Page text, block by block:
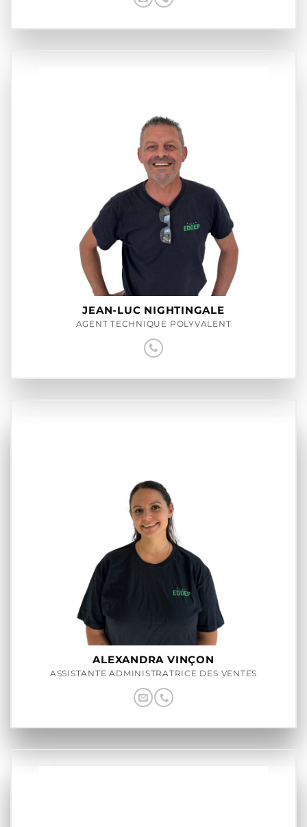
JEAN-LUC NIGHTINGALE
AGENT TECHNIQUE POLYVALENT
ALEXANDRA VINÇON
ASSISTANTE ADMINISTRATRICE DES VENTES